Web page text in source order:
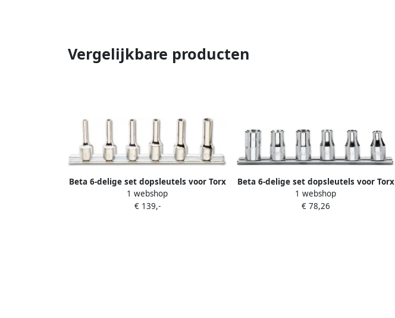
Vergelijkbare producten
Beta 6-delige set dopsleutels voor Torx
schroeven lange uitvoering (art.
910FTX L) op support 910FTX-L SB6
1 webshop
€ 139,-
Beta 6-delige set dopsleutels voor Torx
schroeven (art. 910FTX) op support
920FTX SB6 009200390
1 webshop
€ 78,26